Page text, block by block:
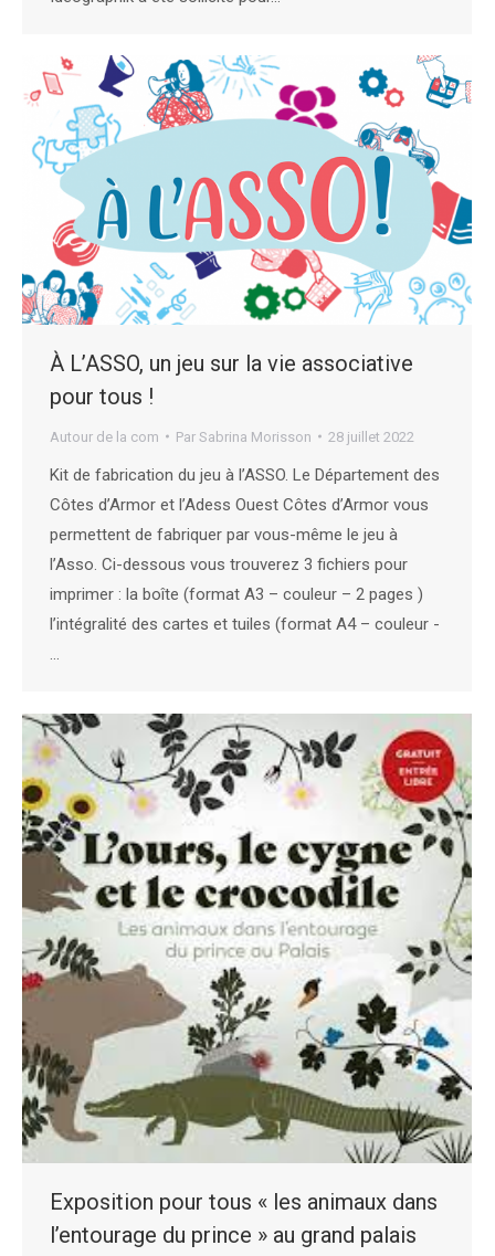
À L’ASSO, un jeu sur la vie associative
pour tous !
Autour de la com Par Sabrina Morisson 28 juillet 2022
Kit de fabrication du jeu à l’ASSO. Le Département des
Côtes d’Armor et l’Adess Ouest Côtes d’Armor vous
permettent de fabriquer par vous-même le jeu à
l’Asso. Ci-dessous vous trouverez 3 fichiers pour
imprimer : la boîte (format A3 – couleur – 2 pages )
l’intégralité des cartes et tuiles (format A4 – couleur -
Exposition pour tous « les animaux dans
l’entourage du prince » au grand palais